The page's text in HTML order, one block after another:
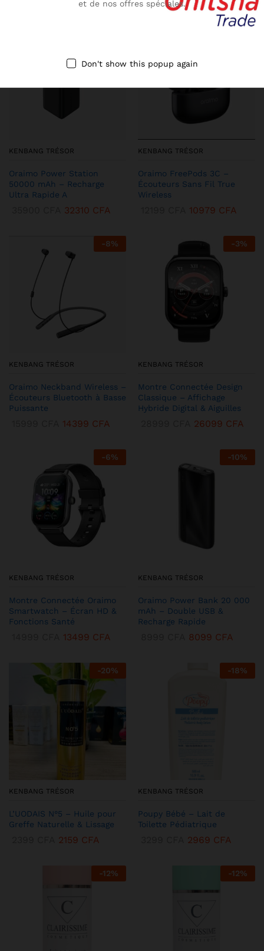
KENBANG TRÉSOR
Oraimo Power Station
50000 mAh – Recharge
Ultra Rapide A
32310 CFA
- %
KENBANG TRÉSOR
Oraimo FreePods 3C –
Écouteurs Sans Fil True
Wireless
10979 CFA
-8%
KENBANG TRÉSOR
Oraimo Neckband Wireless –
Écouteurs Bluetooth à Basse
Puissante
14399 CFA
-3%
KENBANG TRÉSOR
Montre Connectée Design
Classique – Affichage
Hybride Digital & Aiguilles
26099 CFA
-6%
KENBANG TRÉSOR
Montre Connectée Oraimo
Smartwatch – Écran HD &
Fonctions Santé
13499 CFA
-10%
KENBANG TRÉSOR
Oraimo Power Bank 20 000
mAh – Double USB &
Recharge Rapide
8099 CFA
-20%
KENBANG TRÉSOR
L’UODAIS N°5 – Huile pour
Greffe Naturelle & Lissage
2159 CFA
-18%
KENBANG TRÉSOR
Poupy Bébé – Lait de
Toilette Pédiatrique
2969 CFA
-12% -12%
et de nos offres spéciales.
Don't show this popup again